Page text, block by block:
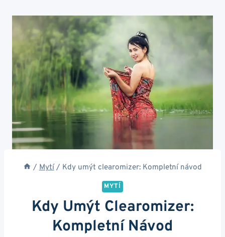
/ Mytí / Kdy umýt clearomizer: Kompletní návod
MYTÍ
Kdy Umýt Clearomizer:
Kompletní Návod